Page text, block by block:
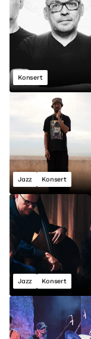
Konsert
Jazz Konsert
Jazz Konsert